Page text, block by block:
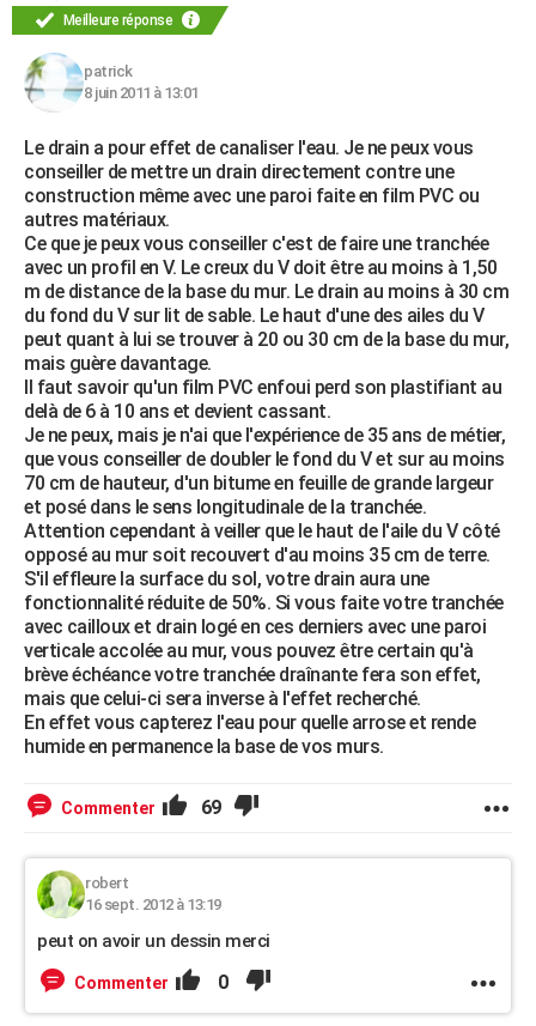
Meilleure réponse
patrick
8 juin 2011 à 13:01
Le drain a pour effet de canaliser l'eau. Je ne peux vous
conseiller de mettre un drain directement contre une
construction même avec une paroi faite en film PVC ou
autres matériaux.
Ce que je peux vous conseiller c'est de faire une tranchée
avec un profil en V. Le creux du V doit être au moins à 1,50
m de distance de la base du mur. Le drain au moins à 30 cm
du fond du V sur lit de sable. Le haut d'une des ailes du V
peut quant à lui se trouver à 20 ou 30 cm de la base du mur,
mais guère davantage.
Il faut savoir qu'un film PVC enfoui perd son plastifiant au
delà de 6 à 10 ans et devient cassant.
Je ne peux, mais je n'ai que l'expérience de 35 ans de métier,
que vous conseiller de doubler le fond du V et sur au moins
70 cm de hauteur, d'un bitume en feuille de grande largeur
et posé dans le sens longitudinale de la tranchée.
Attention cependant à veiller que le haut de l'aile du V côté
opposé au mur soit recouvert d'au moins 35 cm de terre.
S'il effleure la surface du sol, votre drain aura une
fonctionnalité réduite de 50%. Si vous faite votre tranchée
avec cailloux et drain logé en ces derniers avec une paroi
verticale accolée au mur, vous pouvez être certain qu'à
brève échéance votre tranchée draînante fera son effet,
mais que celui-ci sera inverse à l'effet recherché.
En effet vous capterez l'eau pour quelle arrose et rende
humide en permanence la base de vos murs.
Commenter 69
robert
16 sept. 2012 à 13:19
peut on avoir un dessin merci
Commenter 0